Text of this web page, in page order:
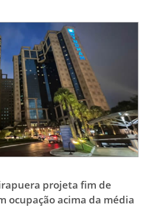
projeta fim de
ocupação acima da média